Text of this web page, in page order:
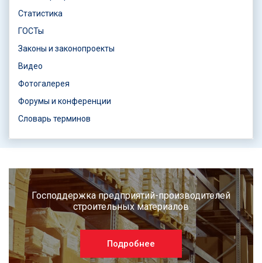
Статистика
ГОСТы
Законы и законопроекты
Видео
Фотогалерея
Форумы и конференции
Словарь терминов
Господдержка предприятий-производителей
строительных материалов
Подробнее